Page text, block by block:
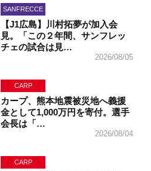
SANFRECCE
【J1広島】川村拓夢が加入会
見。「この２年間、サンフレッ
チェの試合は見…
2026/08/05
CARP
カープ、熊本地震被災地へ義援
金として1,000万円を寄付。選手
会長は「…
2026/08/04
CARP